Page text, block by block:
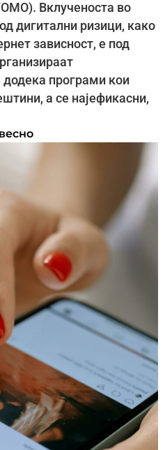
Вклученоста во
дигитални ризици, како
зависност, е под
програми кои
а се најефикасни,